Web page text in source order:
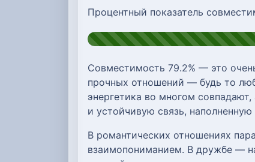
Процентный показатель
Совместимость 79.2% — это
прочных отношений — будь то
энергетика во многом
и устойчивую связь,
В романтических отношениях
взаимопониманием. В дружбе —